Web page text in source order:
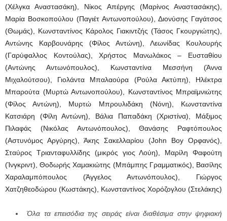
(Χέλγκα Αναστασάκη), Νίκος Απέργης (Μαρίνος Αναστασάκης),
Μαρία Βοσκοπούλου (Παγιέτ Αντωνοπούλου), Διονύσης Γαγάτσος
(Θωμάς), Κωνσταντίνος Κάρολος Γιακιντζής (Τάσος Γκουργιώτης),
Αντώνης Καρβουνάρης (Φίλος Αντώνη), Λεωνίδας Κουλουρής
(Γαρύφαλλος Κοντούλας), Χρήστος Μανωλάκος – Ευσταθίου
(Αντώνης Αντωνόπουλος), Κωνσταντίνα Μεσσήνη (Άννα
Μιχαλούτσου), Γιολάντα Μπαλαούρα (Ρούλα Ακτύπη), Ηλέκτρα
Μπαρούτα (Μυρτώ Αντωνοπούλου), Κωνσταντίνος Μπραϊμνιώτης
(Φίλος Αντώνη), Μυρτώ Μπρουλιδάκη (Νόνη), Κωνσταντίνα
Κατσιάρη (Φίλη Αντώνη), Βάλια Παπαδάκη (Χριστίνα), Μάξιμος
Πιλαφάς (Νικόλας Αντωνόπουλος), Θανάσης Ραφτόπουλος
(Αστυνόμος Αργύρης), Άκης Σακελλαρίου (John Boy Ορφανός),
Σταύρος Τριανταφυλλίδης (μικρός γιος Λούη), Μαρίλη Φαφούτη
(Ίνγκριντ), Θοδωρής Χαμακιώτης (Μπάμπης Γραμματικός), Βασίλης
Χαραλαμπόπουλος (Άγγελος Αντωνόπουλος), Γιώργος
Χατζηθεοδώρου (Κωστάκης), Κωνσταντίνος Χορόζογλου (Στελάκης)
Όλα τα επεισόδια της σειράς είναι διαθέσιμα στην ψηφιακή